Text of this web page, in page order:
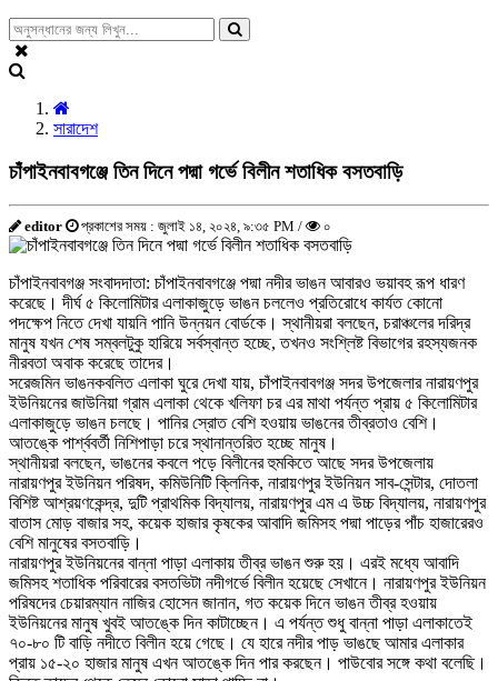
সারাদেশ
চাঁপাইনবাবগঞ্জে তিন দিনে পদ্মা গর্ভে বিলীন শতাধিক বসতবাড়ি
editor প্রকাশের সময় : জুলাই ১৪, ২০২৪, ৯:৩৫ PM / ০
চাঁপাইনবাবগঞ্জ সংবাদদাতা: চাঁপাইনবাবগঞ্জে পদ্মা নদীর ভাঙন আবারও ভয়াবহ রূপ ধারণ
করেছে। দীর্ঘ ৫ কিলোমিটার এলাকাজুড়ে ভাঙন চললেও প্রতিরোধে কার্যত কোনো
পদক্ষেপ নিতে দেখা যায়নি পানি উন্নয়ন বোর্ডকে। স্থানীয়রা বলছেন, চরাঞ্চলের দরিদ্র
মানুষ যখন শেষ সম্বলটুকু হারিয়ে সর্বস্বান্ত হচ্ছে, তখনও সংশ্লিষ্ট বিভাগের রহস্যজনক
নীরবতা অবাক করেছে তাদের।
সরেজমিন ভাঙনকবলিত এলাকা ঘুরে দেখা যায়, চাঁপাইনবাবগঞ্জ সদর উপজেলার নারায়ণপুর
ইউনিয়নের জাউনিয়া গ্রাম এলাকা থেকে খলিফা চর এর মাথা পর্যন্ত প্রায় ৫ কিলোমিটার
এলাকাজুড়ে ভাঙন চলছে। পানির স্রোত বেশি হওয়ায় ভাঙনের তীব্রতাও বেশি।
আতঙ্কে পার্শ্ববর্তী নিশিপাড়া চরে স্থানান্তরিত হচ্ছে মানুষ।
স্থানীয়রা বলছেন, ভাঙনের কবলে পড়ে বিলীনের হুমকিতে আছে সদর উপজেলায়
নারায়ণপুর ইউনিয়ন পরিষদ, কমিউনিটি ক্লিনিক, নারায়ণপুর ইউনিয়ন সাব-সেন্টার, দোতলা
বিশিষ্ট আশ্রয়ণকেন্দ্র, দুটি প্রাথমিক বিদ্যালয়, নারায়ণপুর এম এ উচ্চ বিদ্যালয়, নারায়ণপুর
বাতাস মোড় বাজার সহ, কয়েক হাজার কৃষকের আবাদি জমিসহ পদ্মা পাড়ের পাঁচ হাজারেরও
বেশি মানুষের বসতবাড়ি।
নারায়ণপুর ইউনিয়নের বান্না পাড়া এলাকায় তীব্র ভাঙন শুরু হয়। এরই মধ্যে আবাদি
জমিসহ শতাধিক পরিবারের বসতভিটা নদীগর্ভে বিলীন হয়েছে সেখানে। নারায়ণপুর ইউনিয়ন
পরিষদের চেয়ারম্যান নাজির হোসেন জানান, গত কয়েক দিনে ভাঙন তীব্র হওয়ায়
ইউনিয়নের মানুষ খুবই আতঙ্কে দিন কাটাচ্ছেন। এ পর্যন্ত শুধু বান্না পাড়া এলাকাতেই
৭০-৮০ টি বাড়ি নদীতে বিলীন হয়ে গেছে। যে হারে নদীর পাড় ভাঙছে আমার এলাকার
প্রায় ১৫-২০ হাজার মানুষ এখন আতঙ্কে দিন পার করছেন। পাউবোর সঙ্গে কথা বলেছি।